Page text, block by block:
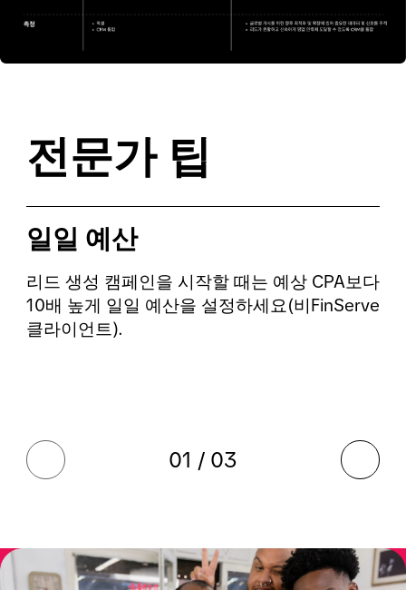
전문가 팁
일일 예산
리드 생성 캠페인을 시작할 때는 예상 CPA보다
10배 높게 일일 예산을 설정하세요(비FinServe
클라이언트).
01 / 03